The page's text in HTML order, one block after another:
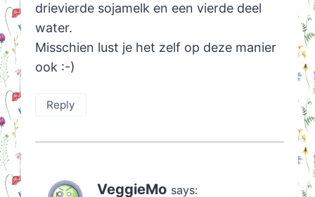
drievierde sojamelk en een vierde deel
water.
Misschien lust je het zelf op deze manier
ook :-)
Reply
VeggieMo says: